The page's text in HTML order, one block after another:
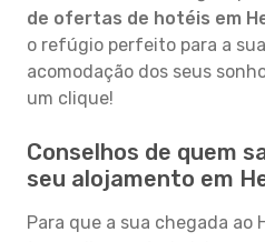
de ofertas de hotéis em
o refúgio perfeito para a
acomodação dos seus
um clique!
Conselhos de quem
seu alojamento em
Para que a sua chegada ao